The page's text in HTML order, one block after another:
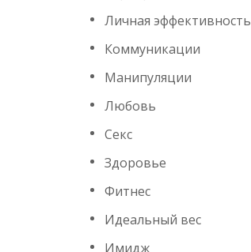
Личная эффективность
Коммуникации
Манипуляции
Любовь
Секс
Здоровье
Фитнес
Идеальный вес
Имидж